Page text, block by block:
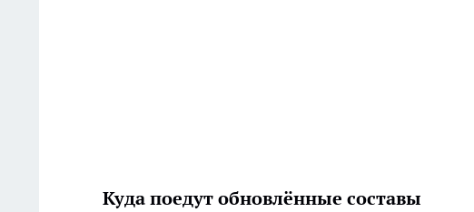
Куда поедут обновлённые составы